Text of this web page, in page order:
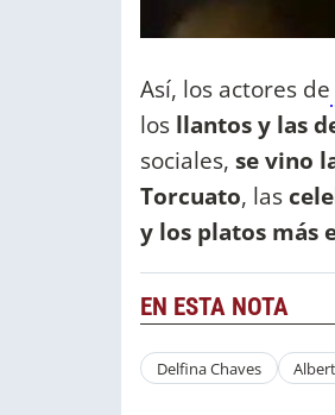
Así, los actores de
los llantos y las
sociales, se vino
Torcuato, las
y los platos más
EN ESTA NOTA
Delfina Chaves